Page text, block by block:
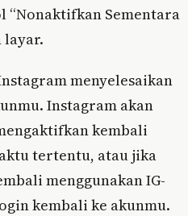
“Nonaktifkan Sementara
layar.
menyelesaikan
Instagram akan
kembali
tertentu, atau jika
menggunakan IG-
kembali ke akunmu.